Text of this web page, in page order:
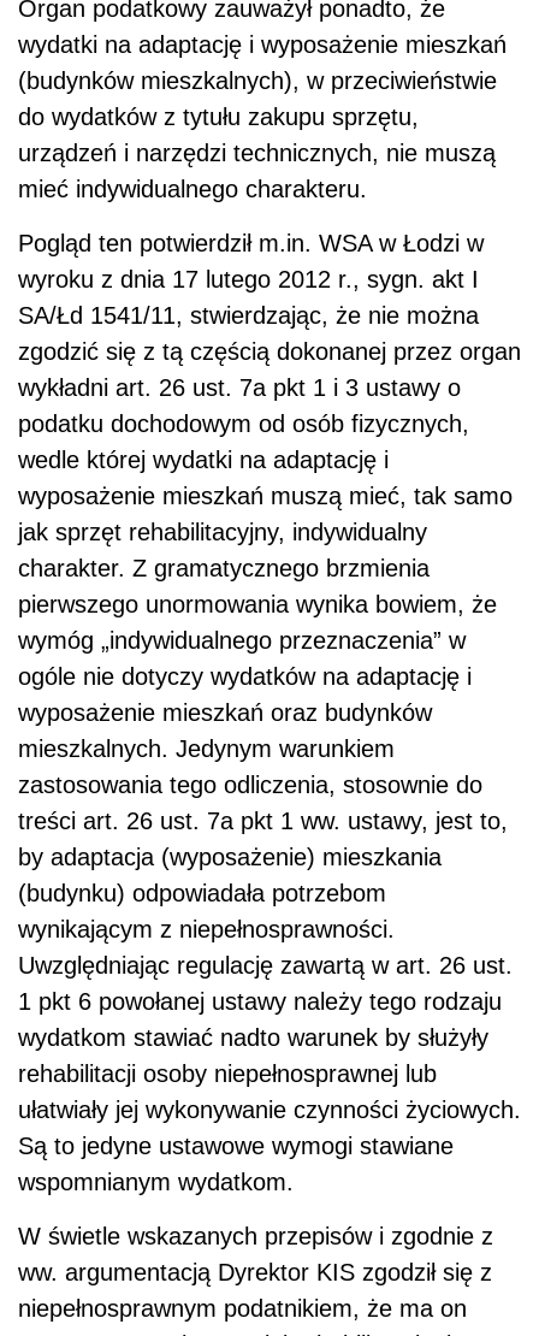
Organ podatkowy zauważył ponadto, że
wydatki na adaptację i wyposażenie mieszkań
(budynków mieszkalnych), w przeciwieństwie
do wydatków z tytułu zakupu sprzętu,
urządzeń i narzędzi technicznych, nie muszą
mieć indywidualnego charakteru.
Pogląd ten potwierdził m.in. WSA w Łodzi w
wyroku z dnia 17 lutego 2012 r., sygn. akt I
SA/Łd 1541/11, stwierdzając, że nie można
zgodzić się z tą częścią dokonanej przez organ
wykładni art. 26 ust. 7a pkt 1 i 3 ustawy o
podatku dochodowym od osób fizycznych,
wedle której wydatki na adaptację i
wyposażenie mieszkań muszą mieć, tak samo
jak sprzęt rehabilitacyjny, indywidualny
charakter. Z gramatycznego brzmienia
pierwszego unormowania wynika bowiem, że
wymóg „indywidualnego przeznaczenia” w
ogóle nie dotyczy wydatków na adaptację i
wyposażenie mieszkań oraz budynków
mieszkalnych. Jedynym warunkiem
zastosowania tego odliczenia, stosownie do
treści art. 26 ust. 7a pkt 1 ww. ustawy, jest to,
by adaptacja (wyposażenie) mieszkania
(budynku) odpowiadała potrzebom
wynikającym z niepełnosprawności.
Uwzględniając regulację zawartą w art. 26 ust.
1 pkt 6 powołanej ustawy należy tego rodzaju
wydatkom stawiać nadto warunek by służyły
rehabilitacji osoby niepełnosprawnej lub
ułatwiały jej wykonywanie czynności życiowych.
Są to jedyne ustawowe wymogi stawiane
wspomnianym wydatkom.
W świetle wskazanych przepisów i zgodnie z
ww. argumentacją Dyrektor KIS zgodził się z
niepełnosprawnym podatnikiem, że ma on